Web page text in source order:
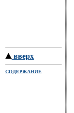
вверх
СОДЕРЖАНИЕ